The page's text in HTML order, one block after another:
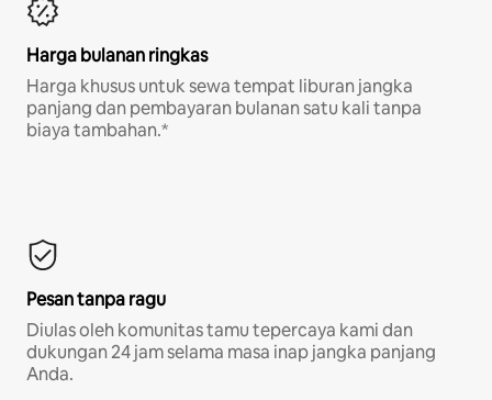
Harga bulanan ringkas
Harga khusus untuk sewa tempat liburan jangka
panjang dan pembayaran bulanan satu kali tanpa
biaya tambahan.*
Pesan tanpa ragu
Diulas oleh komunitas tamu tepercaya kami dan
dukungan 24 jam selama masa inap jangka panjang
Anda.